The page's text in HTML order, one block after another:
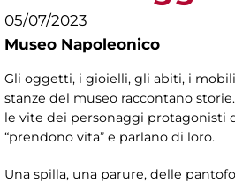
05/07/2023
Museo Napoleonico
Gli oggetti, i gioielli, gli abiti, i
stanze del museo raccontano
le vite dei personaggi protagonisti
“prendono vita” e parlano di loro.
Una spilla, una parure, delle